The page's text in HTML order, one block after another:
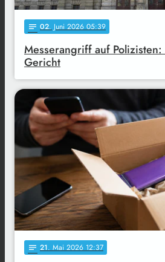
notes 02. Juni 2026 05:39
Messerangriff auf
Gericht
notes 21. Mai 2026 12:37